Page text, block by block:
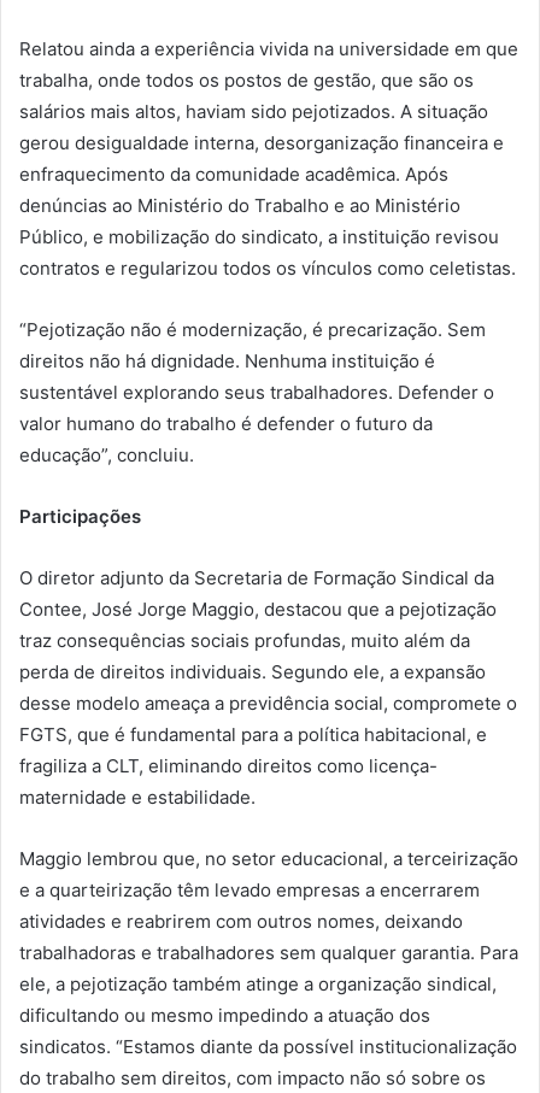
Relatou ainda a experiência vivida na universidade em que
trabalha, onde todos os postos de gestão, que são os
salários mais altos, haviam sido pejotizados. A situação
gerou desigualdade interna, desorganização financeira e
enfraquecimento da comunidade acadêmica. Após
denúncias ao Ministério do Trabalho e ao Ministério
Público, e mobilização do sindicato, a instituição revisou
contratos e regularizou todos os vínculos como celetistas.
“Pejotização não é modernização, é precarização. Sem
direitos não há dignidade. Nenhuma instituição é
sustentável explorando seus trabalhadores. Defender o
valor humano do trabalho é defender o futuro da
educação”, concluiu.
Participações
O diretor adjunto da Secretaria de Formação Sindical da
Contee, José Jorge Maggio, destacou que a pejotização
traz consequências sociais profundas, muito além da
perda de direitos individuais. Segundo ele, a expansão
desse modelo ameaça a previdência social, compromete o
FGTS, que é fundamental para a política habitacional, e
fragiliza a CLT, eliminando direitos como licença-
maternidade e estabilidade.
Maggio lembrou que, no setor educacional, a terceirização
e a quarteirização têm levado empresas a encerrarem
atividades e reabrirem com outros nomes, deixando
trabalhadoras e trabalhadores sem qualquer garantia. Para
ele, a pejotização também atinge a organização sindical,
dificultando ou mesmo impedindo a atuação dos
sindicatos. “Estamos diante da possível institucionalização
do trabalho sem direitos, com impacto não só sobre os